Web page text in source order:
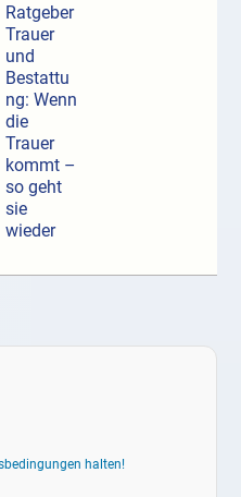
Ratgeber
Trauer
und
Bestattu
ng: Wenn
die
Trauer
kommt –
so geht
sie
wieder
halten!